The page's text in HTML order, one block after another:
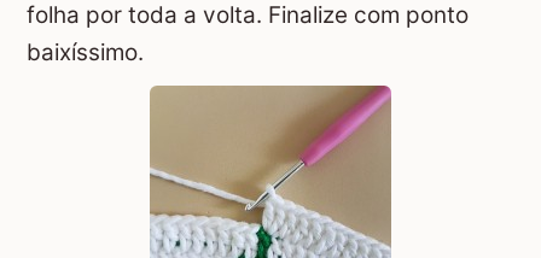
folha por toda a volta. Finalize com ponto
baixíssimo.